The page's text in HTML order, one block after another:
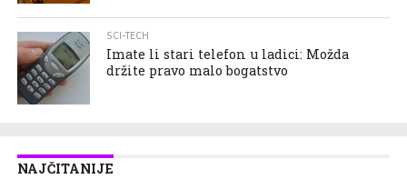
SCI-TECH
Imate li stari telefon u ladici: Možda
držite pravo malo bogatstvo
NAJČITANIJE